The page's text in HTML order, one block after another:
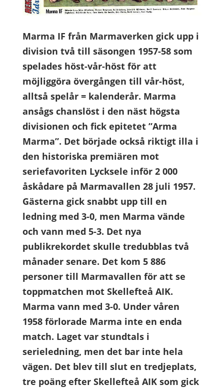
Marma IF från Marmaverken gick upp i
division två till säsongen 1957-58 som
spelades höst-vår-höst för att
möjliggöra övergången till vår-höst,
alltså spelår = kalenderår. Marma
ansågs chanslöst i den näst högsta
divisionen och fick epitetet ”Arma
Marma”. Det började också riktigt illa i
den historiska premiären mot
seriefavoriten Lycksele inför 2 000
åskådare på Marmavallen 28 juli 1957.
Gästerna gick snabbt upp till en
ledning med 3-0, men Marma vände
och vann med 5-3. Det nya
publikrekordet skulle tredubblas två
månader senare. Det kom 5 886
personer till Marmavallen för att se
toppmatchen mot Skellefteå AIK.
Marma vann med 3-0. Under våren
1958 förlorade Marma inte en enda
match. Laget var stundtals i
serieledning, men det bar inte hela
vägen. Det blev till slut en tredjeplats,
tre poäng efter Skellefteå AIK som gick